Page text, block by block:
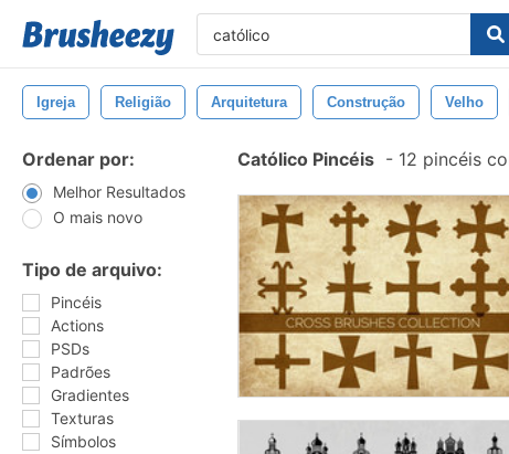
Igreja Religião Arquitetura Construção Velho
Ordenar por:
Melhor Resultados
O mais novo
Tipo de arquivo:
Pincéis
Actions
PSDs
Padrões
Gradientes
Texturas
Símbolos
Católico Pincéis - 12 pincéis